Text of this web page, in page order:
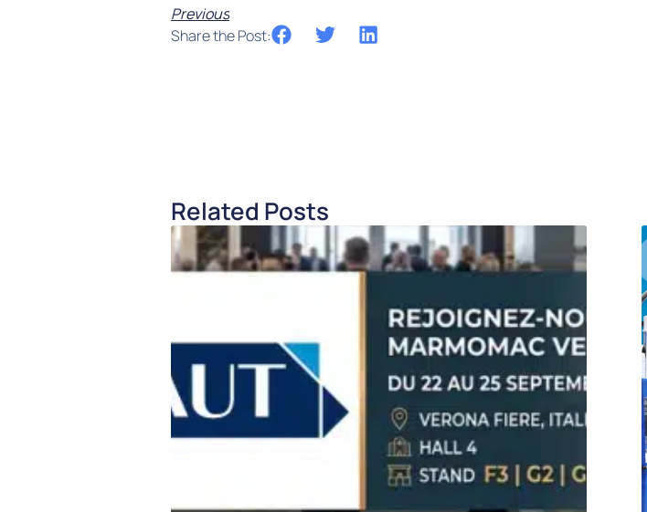
Previous
Share the Post:
Related Posts